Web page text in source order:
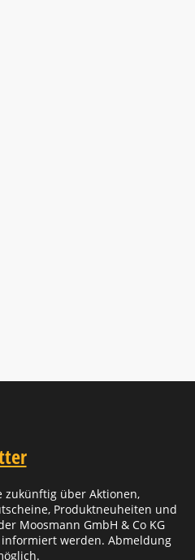
zukünftig über Aktionen,
Produktneuheiten und
Moosmann GmbH & Co KG
werden. Abmeldung